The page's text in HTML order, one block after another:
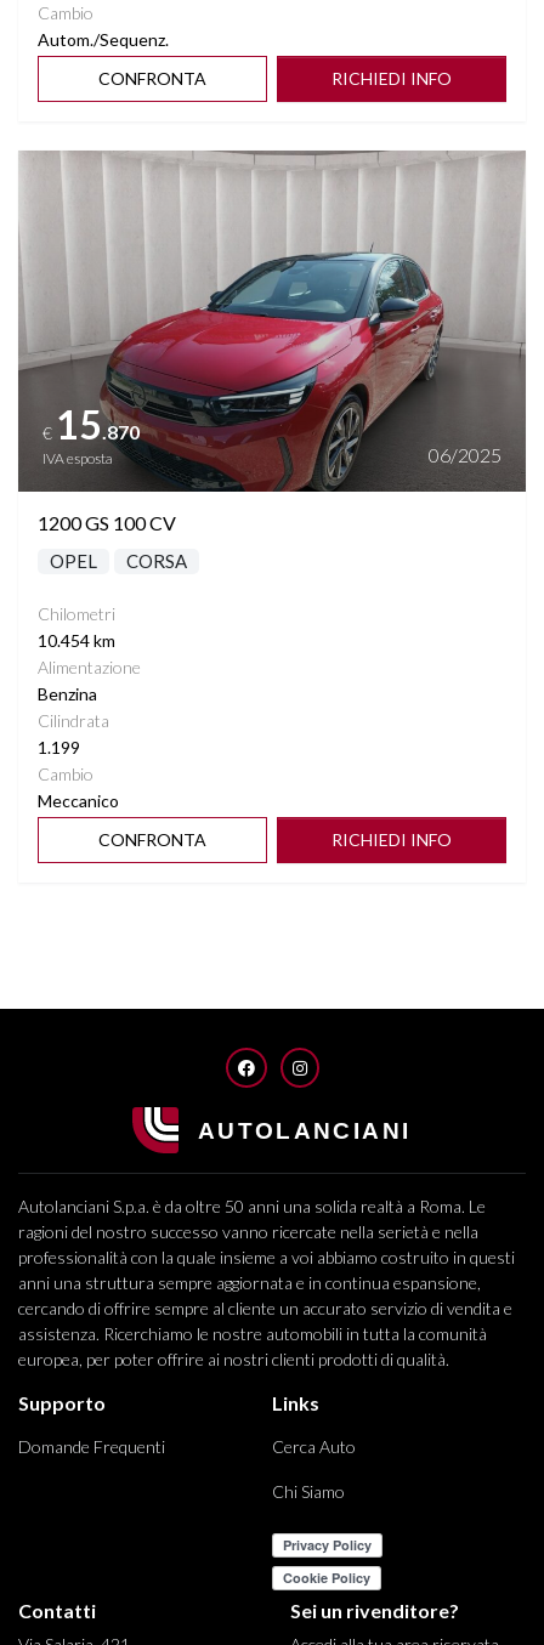
Cambio
Autom./Sequenz.
CONFRONTA
RICHIEDI INFO
Vedi dettagli
€ 15.870
IVA esposta 06/2025
1200 GS 100 CV
OPEL CORSA
Chilometri
10.454 km
Alimentazione
Benzina
Cilindrata
1.199
Cambio
Meccanico
CONFRONTA
RICHIEDI INFO
FACEBOOKINSTAGRAM
Autolanciani S.p.a. è da oltre 50 anni una solida realtà a Roma. Le
ragioni del nostro successo vanno ricercate nella serietà e nella
professionalità con la quale insieme a voi abbiamo costruito in questi
anni una struttura sempre aggiornata e in continua espansione,
cercando di offrire sempre al cliente un accurato servizio di vendita e
assistenza. Ricerchiamo le nostre automobili in tutta la comunità
europea, per poter offrire ai nostri clienti prodotti di qualità.
Supporto
Domande Frequenti
Links
Cerca Auto
Chi Siamo
Contatti Sei un rivenditore?